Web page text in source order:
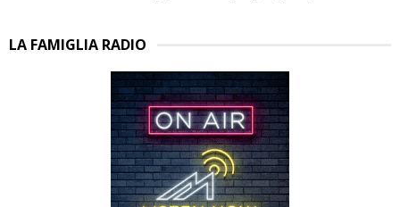
LA FAMIGLIA RADIO